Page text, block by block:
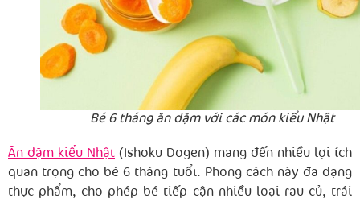
Bé 6 tháng ăn dặm với các món kiểu Nhật
Ăn dặm kiểu Nhật (Ishoku Dogen) mang đến nhiều lợi ích
quan trọng cho bé 6 tháng tuổi. Phong cách này đa dạng
thực phẩm, cho phép bé tiếp cận nhiều loại rau củ, trái